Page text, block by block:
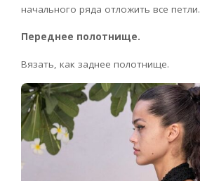
начального ряда отложить все петли.
Переднее полотнище.
Вязать, как заднее полотнище.